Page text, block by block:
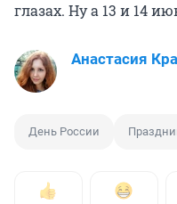
глазах. Ну а 13 и 14
Анастасия
День России